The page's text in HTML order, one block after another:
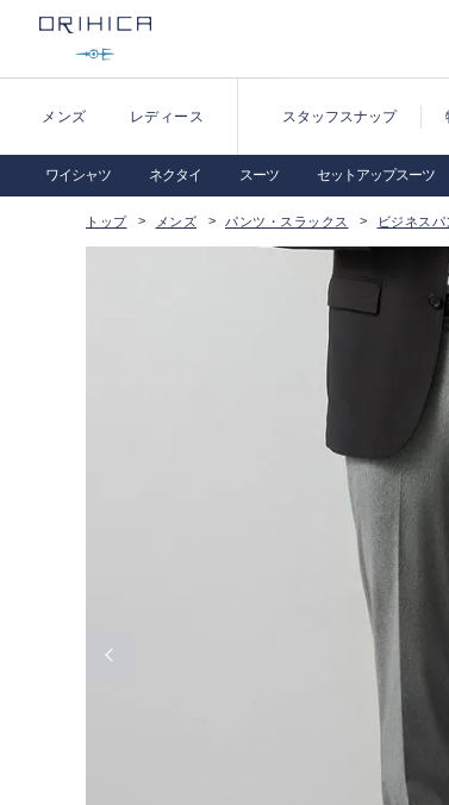
メンズ レディース スタッフスナップ
ワイシャツ ネクタイ スーツ セットアップスーツ
トップ メンズ パンツ・スラックス ビジネスパ